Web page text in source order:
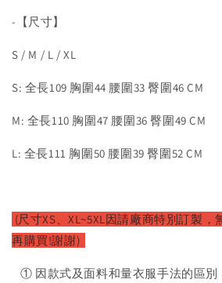
-【尺寸】
S / M / L / XL
S: 全長109 胸圍44 腰圍33 臀圍46 CM
M: 全長110 胸圍47 腰圍36 臀圍49 CM
L: 全長111 胸圍50 腰圍39 臀圍52 CM
(尺寸XS、XL~5XL因請廠商特別訂製，
再購買!謝謝)
① 因款式及面料和量衣服手法的區別